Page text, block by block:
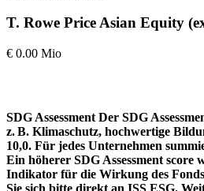
T. Rowe Price Asian Equity
€ 0.00 Mio
SDG Assessment Der SDG
z. B. Klimaschutz, hochwertige
10,0. Für jedes Unternehmen
Ein höherer SDG Assessment
Indikator für die Wirkung des